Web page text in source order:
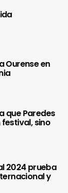
Ourense en
que Paredes
sino
2024 prueba
y